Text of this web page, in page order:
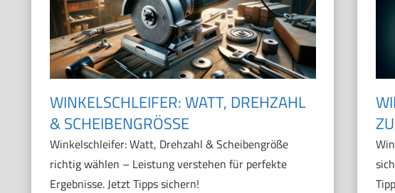
WINKELSCHLEIFER: WATT, DREHZAHL
& SCHEIBENGRÖSSE
Winkelschleifer: Watt, Drehzahl & Scheibengröße
richtig wählen – Leistung verstehen für perfekte
Ergebnisse. Jetzt Tipps sichern!